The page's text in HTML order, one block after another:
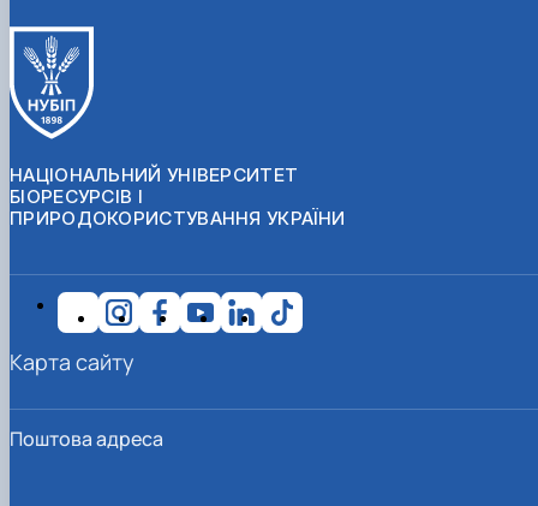
НАЦІОНАЛЬНИЙ УНІВЕРСИТЕТ
БІОРЕСУРСІВ І
ПРИРОДОКОРИСТУВАННЯ УКРАЇНИ
Поштова адреса
Карта сайту